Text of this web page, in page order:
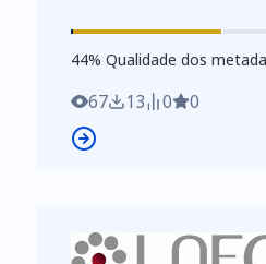
Engenharia, Tecnologia
(INETI), em 2005, no
"Revisão e Atualização
Geológica da Área
44%
44% Qualidade dos
67 13 0 0